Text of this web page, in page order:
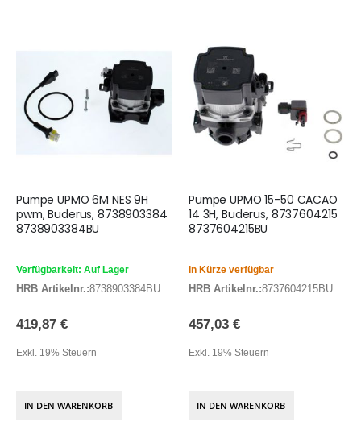
Pumpe UPMO 6M NES 9H
pwm, Buderus, 8738903384
8738903384BU
Verfügbarkeit: Auf Lager
HRB Artikelnr.:8738903384BU
419,87 €
Exkl. 19% Steuern
IN DEN WARENKORB
Pumpe UPMO 15-50 CACAO
14 3H, Buderus, 8737604215
8737604215BU
In Kürze verfügbar
HRB Artikelnr.:8737604215BU
457,03 €
Exkl. 19% Steuern
IN DEN WARENKORB